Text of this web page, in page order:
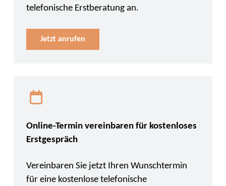
telefonische Erstberatung an.
Jetzt anrufen
Online-Termin vereinbaren für kostenloses
Erstgespräch
Vereinbaren Sie jetzt Ihren Wunschtermin
für eine kostenlose telefonische